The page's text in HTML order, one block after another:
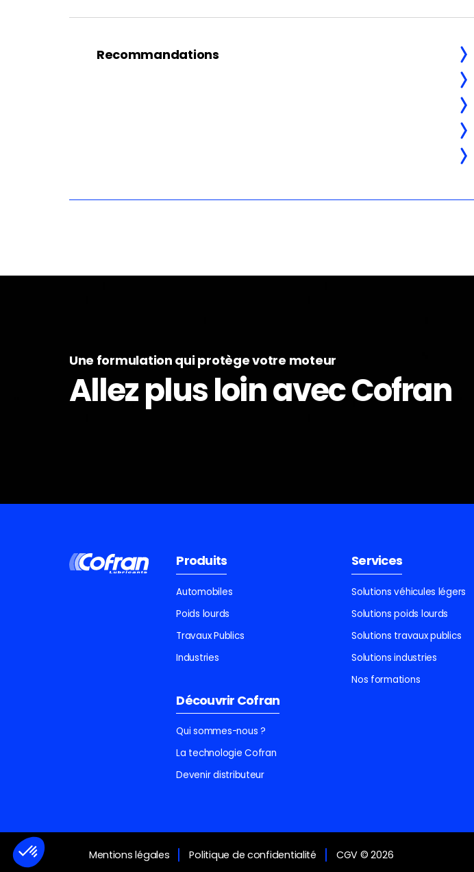
Recommandations
Une formulation qui protège votre moteur
Allez plus loin avec Cofran
Produits
Automobiles
Poids lourds
Travaux Publics
Industries
Découvrir Cofran
Qui sommes-nous ?
La technologie Cofran
Devenir distributeur
Services
Solutions véhicules légers
Solutions poids lourds
Solutions travaux publics
Solutions industries
Nos formations
Mentions légales Politique de confidentialité CGV © 2026